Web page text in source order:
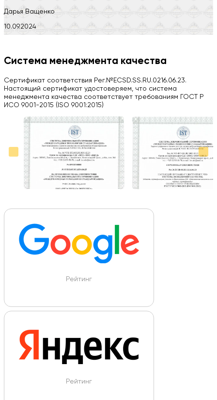
Дарья Ващенко
10.09.2024
H
03.09.2024
Вся работа выполнена в срок. Всем рекомендую
Больше отзывов на Google Maps
Система менеджмента качества
Сертификат соответствия Рег.№ECSD.SS.RU.0216.06.23.
Настоящий сертификат удостоверяем, что система
менеджмента качества соответствует требованиям ГОСТ Р
ИСО 9001-2015 (ISO 9001:2015)
Рейтинг
Рейтинг